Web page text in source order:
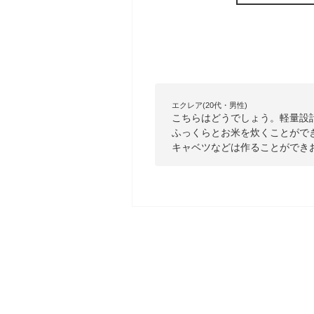
エクレア(20代・男性)
こちらはどうでしょう。軽量
ふっくらとお米を炊くことが
キャベツなどは作ることがで